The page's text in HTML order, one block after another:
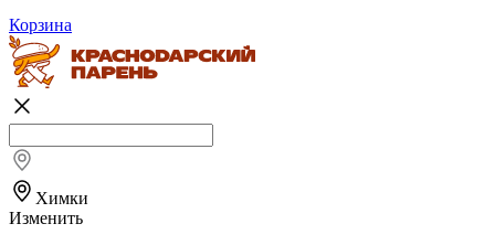
Корзина
Химки
Изменить